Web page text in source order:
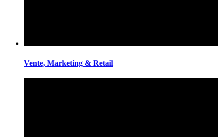
Vente, Marketing & Retail